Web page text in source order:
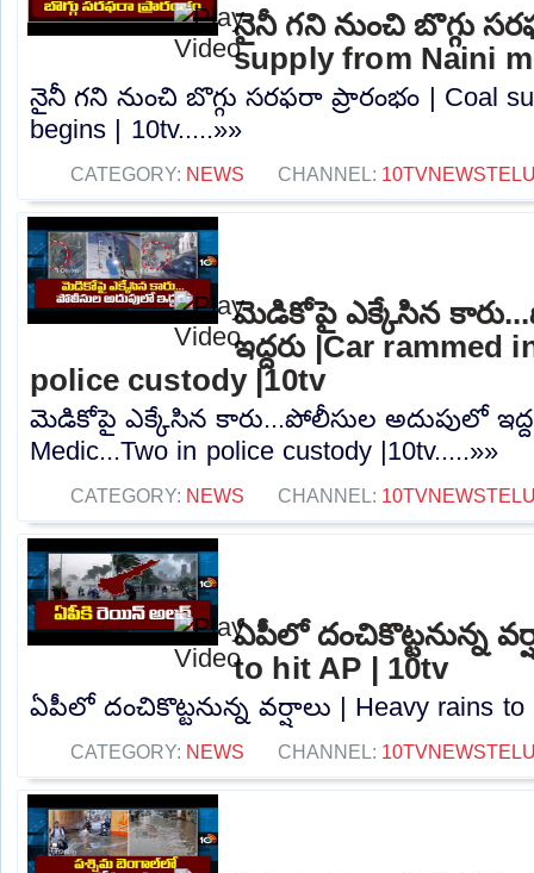
నైనీ గని నుంచి బొగ్గు
supply from Naini
నైనీ గని నుంచి బొగ్గు సరఫరా ప్రారంభం | Coal
begins | 10tv.....»»
CATEGORY: NEWS CHANNEL:
మెడికోపై ఎక్కేసిన
ఇద్దరు |Car rammed
police custody |10tv
మెడికోపై ఎక్కేసిన కారు...పోలీసుల అదుపులో
Medic...Two in police custody |10tv.....»»
CATEGORY: NEWS CHANNEL:
ఏపీలో దంచికొట్టనున్న
to hit AP | 10tv
ఏపీలో దంచికొట్టనున్న వర్షాలు | Heavy rains to
CATEGORY: NEWS CHANNEL: